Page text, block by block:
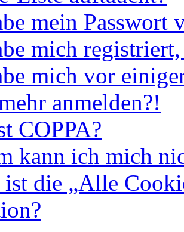
mein Passwort
mich
mich vor
anmelden?!
COPPA?
kann ich mich
die „Alle